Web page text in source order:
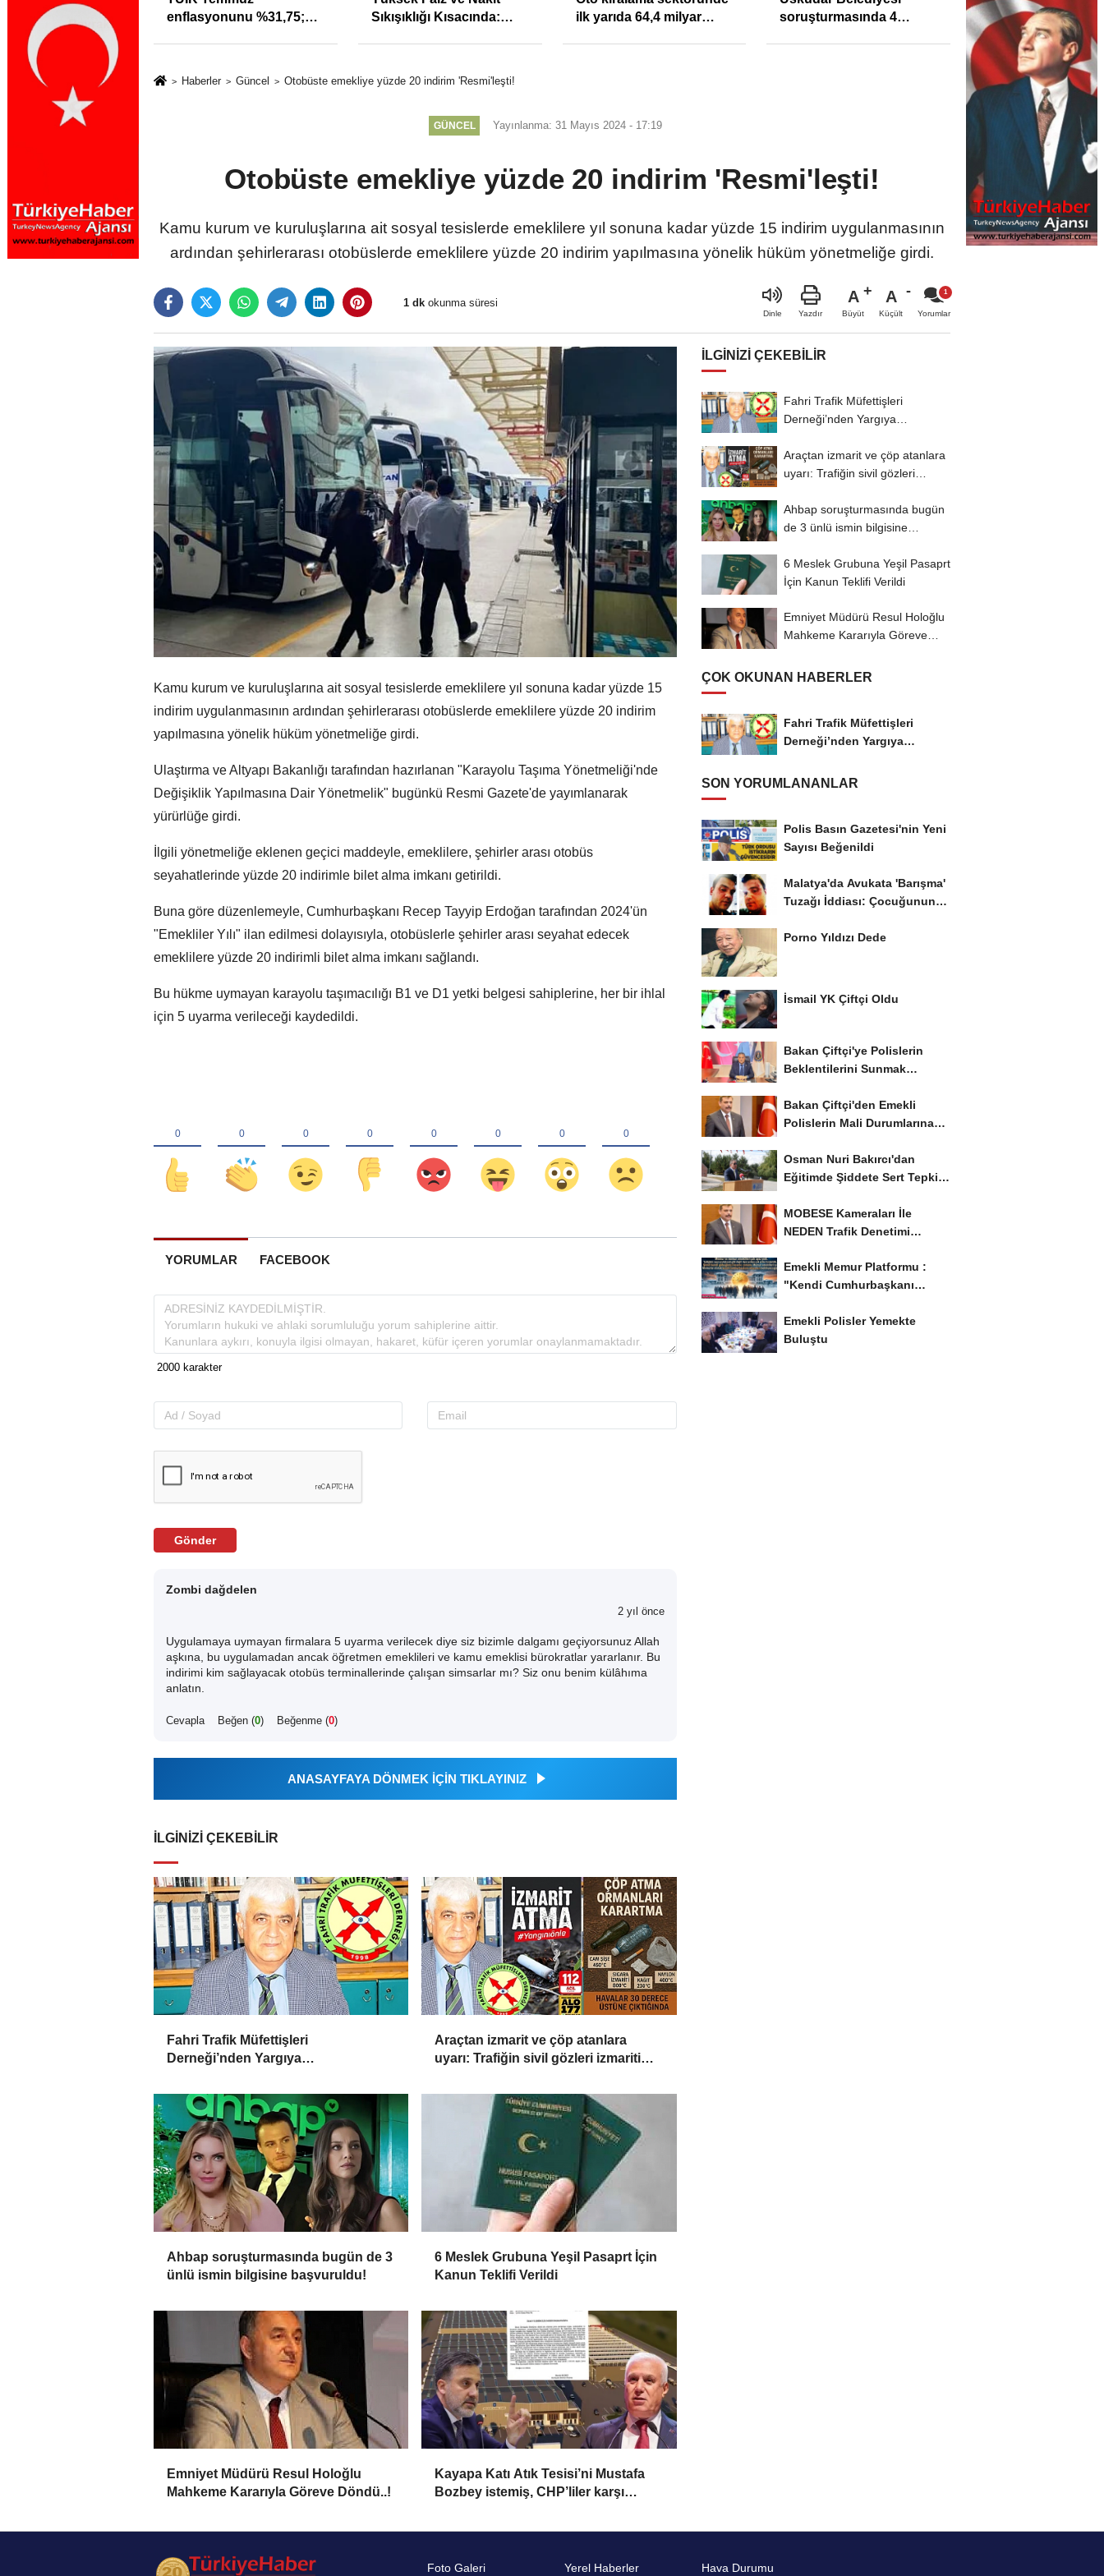
uyarı: Trafiğin
izmariti
enflasyonunu %31,75;
Sıkışıklığı Kısacında:
ilk yarıda 64,4 milyar
soruşturmasında 4
Haberler Güncel Otobüste emekliye yüzde 20 indirim 'Resmi'leşti!
GÜNCEL Yayınlanma: 31 Mayıs 2024 - 17:19
Otobüste emekliye yüzde 20 indirim 'Resmi'leşti!
Kamu kurum ve kuruluşlarına ait sosyal tesislerde emeklilere yıl sonuna kadar yüzde 15 indirim uygulanmasının
ardından şehirlerarası otobüslerde emeklilere yüzde 20 indirim yapılmasına yönelik hüküm yönetmeliğe girdi.
1 dk okunma süresi
Dinle Yazdır
A
Büyüt
A
Küçült Yorumlar
Kamu kurum ve kuruluşlarına ait sosyal tesislerde emeklilere yıl sonuna kadar yüzde 15
indirim uygulanmasının ardından şehirlerarası otobüslerde emeklilere yüzde 20 indirim
yapılmasına yönelik hüküm yönetmeliğe girdi.
Ulaştırma ve Altyapı Bakanlığı tarafından hazırlanan "Karayolu Taşıma Yönetmeliği'nde
Değişiklik Yapılmasına Dair Yönetmelik" bugünkü Resmi Gazete'de yayımlanarak
yürürlüğe girdi.
İlgili yönetmeliğe eklenen geçici maddeyle, emeklilere, şehirler arası otobüs
seyahatlerinde yüzde 20 indirimle bilet alma imkanı getirildi.
Buna göre düzenlemeyle, Cumhurbaşkanı Recep Tayyip Erdoğan tarafından 2024'ün
"Emekliler Yılı" ilan edilmesi dolayısıyla, otobüslerle şehirler arası seyahat edecek
emeklilere yüzde 20 indirimli bilet alma imkanı sağlandı.
Bu hükme uymayan karayolu taşımacılığı B1 ve D1 yetki belgesi sahiplerine, her bir ihlal
için 5 uyarma verileceği kaydedildi.
YORUMLAR FACEBOOK
Gönder
Zombi dağdelen
2 yıl önce
Uygulamaya uymayan firmalara 5 uyarma verilecek diye siz bizimle dalgamı geçiyorsunuz Allah
aşkına, bu uygulamadan ancak öğretmen emeklileri ve kamu emeklisi bürokratlar yararlanır. Bu
indirimi kim sağlayacak otobüs terminallerinde çalışan simsarlar mı? Siz onu benim külâhıma
anlatın.
Cevapla Beğen (0) Beğenme (0)
ANASAYFAYA DÖNMEK İÇİN TIKLAYINIZ
İLGINIZI ÇEKEBILIR
Fahri Trafik Müfettişleri
Derneği’nden Yargıya
İptali Hukuksuzdur’
Araçtan izmarit ve çöp atanlara
uyarı: Trafiğin sivil gözleri izmariti
Ahbap soruşturmasında bugün de 3
ünlü ismin bilgisine başvuruldu!
6 Meslek Grubuna Yeşil Pasaprt İçin
Kanun Teklifi Verildi
Emniyet Müdürü Resul Holoğlu
Mahkeme Kararıyla Göreve Döndü..!
Kayapa Katı Atık Tesisi’ni Mustafa
Bozbey istemiş, CHP’liler karşı
İLGINIZI ÇEKEBILIR
Fahri Trafik Müfettişleri
Derneği’nden Yargıya
Araçtan izmarit ve çöp atanlara
uyarı: Trafiğin sivil gözleri
Ahbap soruşturmasında bugün
de 3 ünlü ismin bilgisine
6 Meslek Grubuna Yeşil Pasaprt
İçin Kanun Teklifi Verildi
Emniyet Müdürü Resul Holoğlu
Mahkeme Kararıyla Göreve
ÇOK OKUNAN HABERLER
Fahri Trafik Müfettişleri
Derneği’nden Yargıya
SON YORUMLANANLAR
Polis Basın Gazetesi'nin Yeni
Sayısı Beğenildi
Malatya'da Avukata 'Barışma'
Tuzağı İddiası: Çocuğunun
Porno Yıldızı Dede
İsmail YK Çiftçi Oldu
Bakan Çiftçi'ye Polislerin
Beklentilerini Sunmak
Bakan Çiftçi'den Emekli
Polislerin Mali Durumlarına
Osman Nuri Bakırcı'dan
Eğitimde Şiddete Sert Tepki:
MOBESE Kameraları İle
NEDEN Trafik Denetimi
Emekli Memur Platformu :
"Kendi Cumhurbaşkanı
Emekli Polisler Yemekte
Buluştu